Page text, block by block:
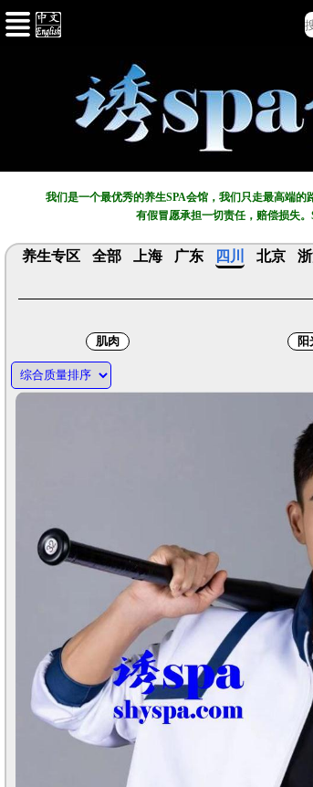
我们是一个最优秀的养生SPA会馆，我们只走最高端
有假冒愿承担一切责任，赔偿损失
养生专区 全部 上海 广东 四川 北京